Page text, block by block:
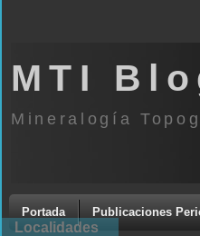
MTI
Mineralogía
Portada Publicaciones
Localidades